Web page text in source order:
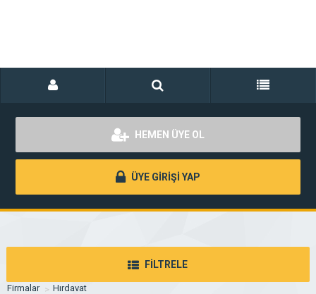
HEMEN ÜYE OL
ÜYE GİRİŞİ YAP
FİLTRELE
Firmalar Hırdavat